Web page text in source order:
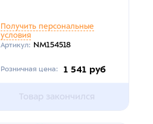
Получить персональные
условия
Артикул: NM154518
Розничная цена: 1 541 руб
Товар закончился